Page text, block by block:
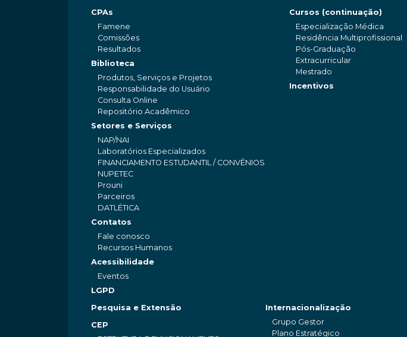
CPAs
Famene
Comissões
Resultados
Biblioteca
Produtos, Serviços e Projetos
Responsabilidade do Usuário
Consulta Online
Repositório Acadêmico
Setores e Serviços
NAP/NAI
Laboratórios Especializados
FINANCIAMENTO ESTUDANTIL / CONVÊNIOS
NUPETEC
Prouni
Parceiros
DATLÉTICA
Contatos
Fale conosco
Recursos Humanos
Acessibilidade
Eventos
LGPD
Cursos (continuação)
Especialização Médica
Residência Multiprofissional
Pós-Graduação
Extracurricular
Mestrado
Incentivos
Pesquisa e Extensão
CEP
Internacionalização
Grupo Gestor
Plano Estratégico